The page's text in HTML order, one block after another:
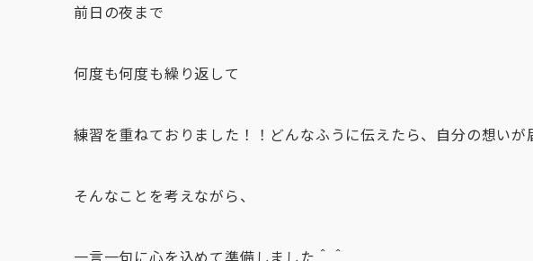
前日の夜まで
何度も何度も繰り返して
練習を重ねておりました！！どんなふうに伝えたら、自分の想い
そんなことを考えながら、
一言一句に心を込めて準備しました＾＾